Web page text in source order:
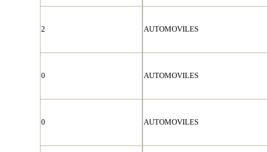
2 AUTOMOVILES
0 AUTOMOVILES
0 AUTOMOVILES